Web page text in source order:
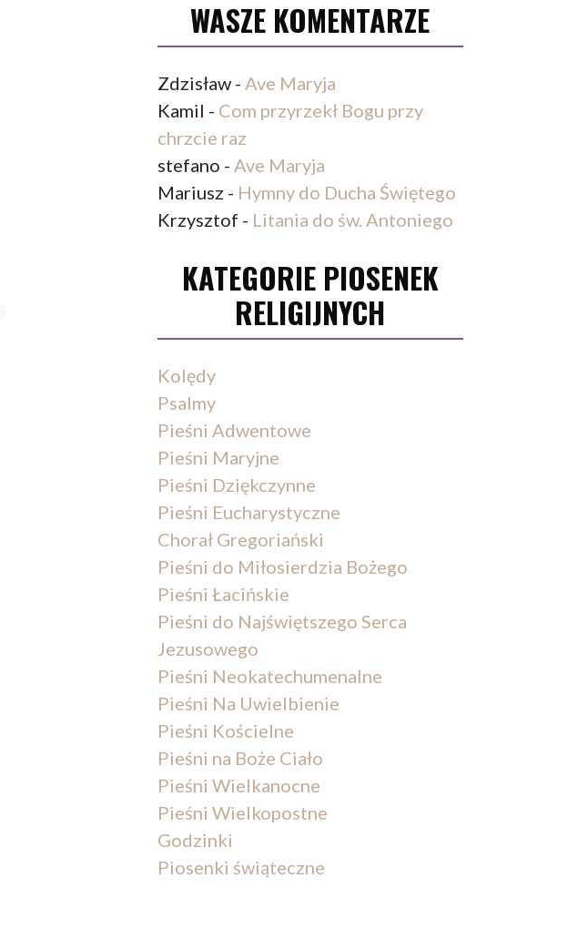
WASZE KOMENTARZE
Zdzisław- Ave Maryja
Kamil - Com przyrzekł Bogu przy
chrzcie raz
stefano - Ave Maryja
Mariusz - Hymny do Ducha Świętego
Krzysztof - Litania do św. Antoniego
KATEGORIE PIOSENEK
RELIGIJNYCH
Kolędy
Psalmy
Pieśni Adwentowe
Pieśni Maryjne
Pieśni Dziękczynne
Pieśni Eucharystyczne
Chorał Gregoriański
Pieśni do Miłosierdzia Bożego
Pieśni Łacińskie
Pieśni do Najświętszego Serca
Jezusowego
Pieśni Neokatechumenalne
Pieśni Na Uwielbienie
Pieśni Kościelne
Pieśni na Boże Ciało
Pieśni Wielkanocne
Pieśni Wielkopostne
Godzinki
Piosenki świąteczne